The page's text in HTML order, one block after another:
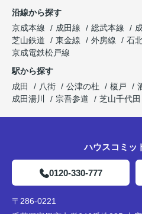
沿線から探す
京成本線
成田線 総武本線
芝山鉄道
東金線 外房線 石
京成電鉄松戸線
駅から探す
成田
八街 公津の杜 榎戸
成田湯川
宗吾参道 芝山千代田
ハウスコミッ
0120-330-777
〒286-0221